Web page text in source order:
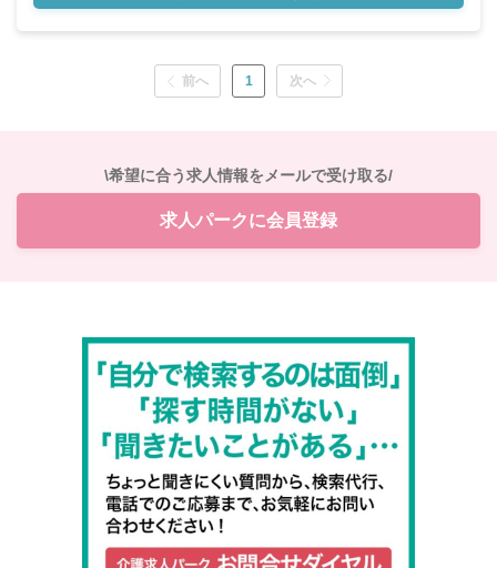
前へ 1 次へ
\希望に合う求人情報をメールで受け取る/
求人パークに会員登録